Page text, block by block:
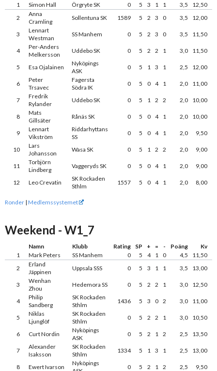
1
Simon Hall Örgryte SK 0 5 3 1 1 3,5
12,50
2
Anna
Cramling
Sollentuna SK 1589 5 2 3 0 3,5 12,00
3
Lennart
Westman
SS Manhem 0 5 2 3 0 3,5 11,50
4
Per-Anders
Melkersson
Uddebo SK 0 5 2 2 1 3,0 11,50
5 Esa Ojalainen
Nyköpings
ASK
0 5 1 3 1 2,5 12,00
6
Peter
Trsavec
Fagersta
Södra IK
0 5 0 4 1 2,0 11,00
7
Fredrik
Rylander
Uddebo SK 0 5 1 2 2 2,0 10,00
8
Mats
Gillsäter
Rånäs SK 0 5 0 4 1 2,0 10,00
9
Lennart
Vikström
Riddarhyttans
SS
0 5 0 4 1 2,0 9,50
10
Lars
Johansson
Wasa SK 0 5 1 2 2 2,0 9,00
11
Torbjörn
Lindberg
Vaggeryds SK 0 5 0 4 1 2,0 9,00
12 Leo Crevatin
SK Rockaden
Sthlm
1557 5 0 4 1 2,0 8,00
Ronder | Medlemssystemet
Weekend - W1_7
Namn Klubb Rating SP + = - Poäng
Kv
1
Mark Peters SS Manhem 0 5 4 1 0 4,5
11,50
2
Erland
Jäppinen
Uppsala SSS 0 5 3 1 1 3,5 13,00
3
Wenhan
Zhou
Hedemora SS 0 5 2 2 1 3,0 12,50
4
Philip
Sandberg
SK Rockaden
Sthlm
1436 5 3 0 2 3,0 11,00
5
Niklas
Ljunglöf
SK Rockaden
Sthlm
0 5 2 2 1 3,0 10,50
6 Curt Nordin
Nyköpings
ASK
0 5 2 1 2 2,5 13,50
7
Alexander
Isaksson
SK Rockaden
Sthlm
1334 5 1 3 1 2,5 13,00
8 Ewert Ivarson
Nyköpings
0 5 2 1 2 2,5 9,50